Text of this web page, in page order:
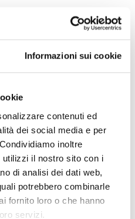
Informazioni sui cookie
contenuti ed
dei social media e per
inoltre
il nostro sito con i
di analisi dei dati web,
potrebbero combinarle
fornito loro o che hanno
servizi.